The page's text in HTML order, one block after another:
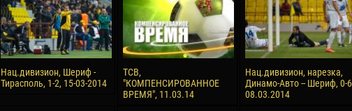
Нац.дивизион, Шериф -
Тирасполь, 1-2, 15-03-2014
ТСВ,
"КОМПЕНСИРОВАННОЕ
ВРЕМЯ", 11.03.14
Нац.дивизион, нарезка,
Динамо-Авто -- Шериф, 0-
08.03.2014